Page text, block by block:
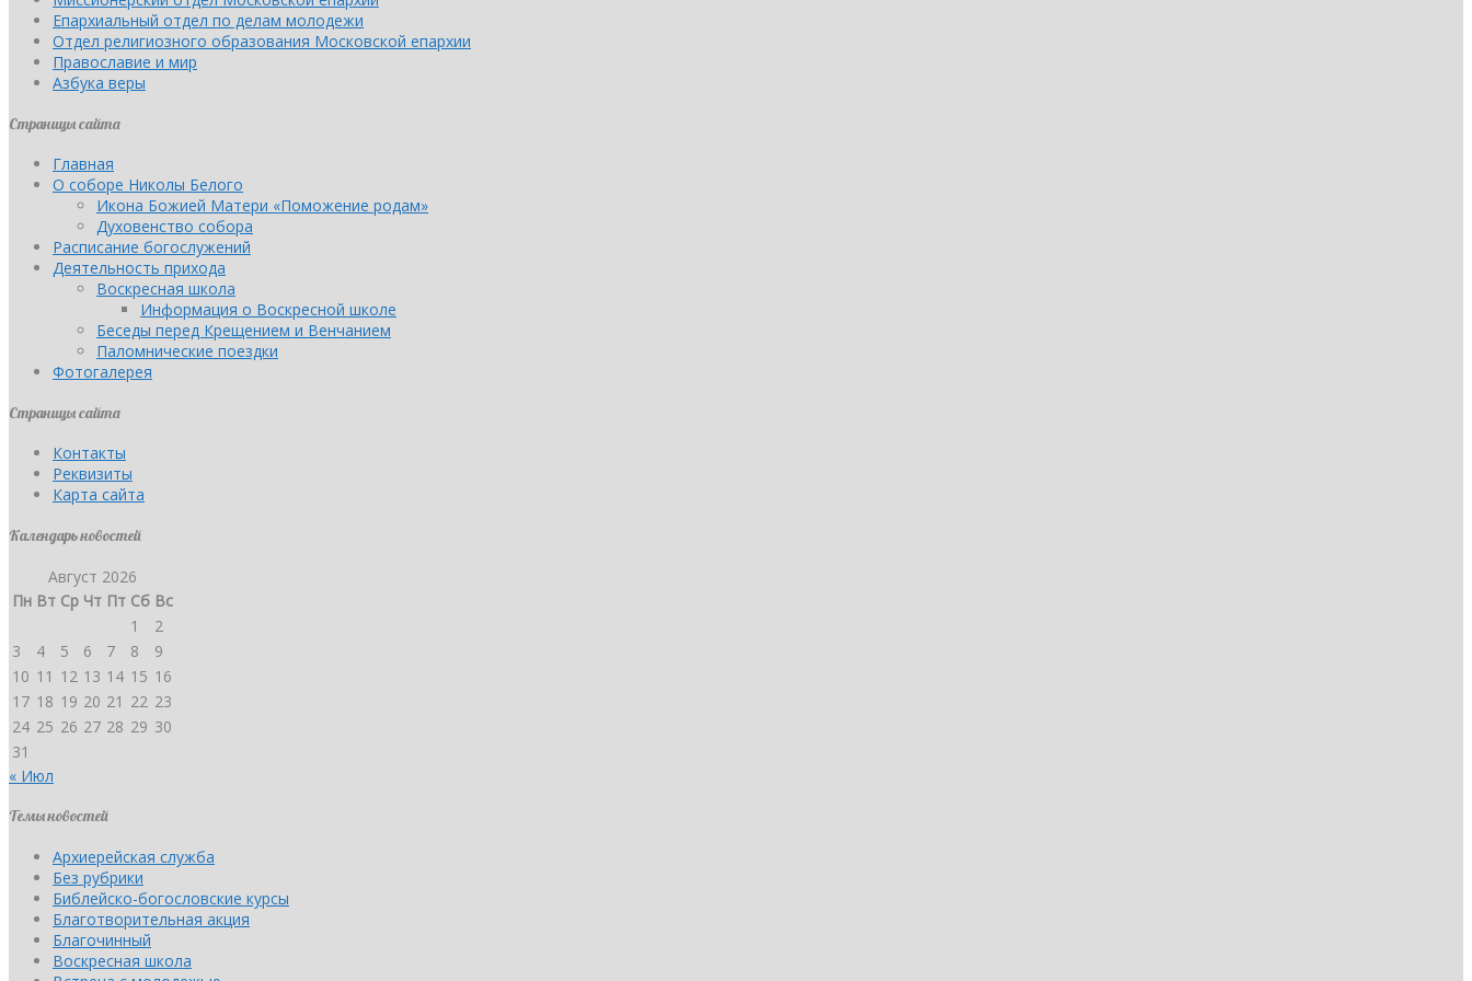
Епархиальный отдел по делам молодежи
Отдел религиозного образования Московской епархии
Православие и мир
Азбука веры
Страницы сайта
Главная
О соборе Николы Белого
Икона Божией Матери «Поможение родам»
Духовенство собора
Расписание богослужений
Деятельность прихода
Воскресная школа
Информация о Воскресной школе
Беседы перед Крещением и Венчанием
Паломнические поездки
Фотогалерея
Страницы сайта
Контакты
Реквизиты
Карта сайта
Календарь новостей
Август 2026
Пн Вт Ср Чт Пт Сб Вс
1
2
3
4 5 6 7 8
9
10 11 12 13 14 15 16
17 18 19 20 21 22 23
24 25 26 27 28 29 30
31
« Июл
Темы новостей
Архиерейская служба
Без рубрики
Библейско-богословские курсы
Благотворительная акция
Благочинный
Воскресная школа